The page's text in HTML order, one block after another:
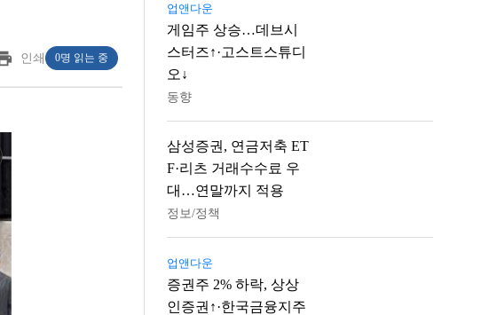
인쇄 0명 읽는 중
업앤다운
게임주 상승…데브시
스터즈↑·고스트스튜디
오↓
동향
삼성증권, 연금저축 ET
F·리츠 거래수수료 우
대…연말까지 적용
정보/정책
업앤다운
증권주 2% 하락, 상상
인증권↑·한국금융지주